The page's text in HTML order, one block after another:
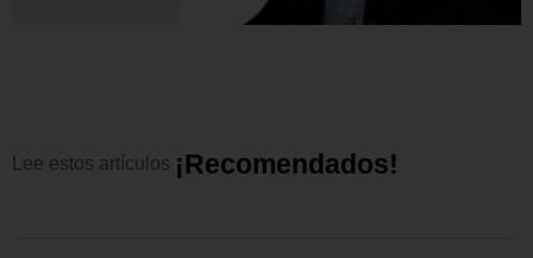
Lee estos artículos ¡Recomend ad os!